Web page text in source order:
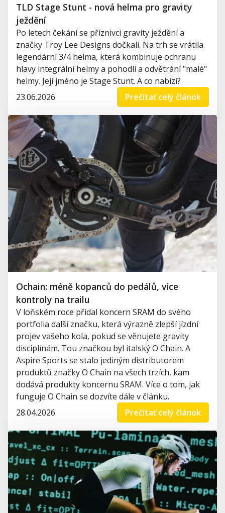
TLD Stage Stunt - nová helma pro gravity
ježdění
Po letech čekání se příznivci gravity ježdění a
značky Troy Lee Designs dočkali. Na trh se vrátila
legendární 3/4 helma, která kombinuje ochranu
hlavy integrální helmy a pohodlí a odvětrání "malé"
helmy. Její jméno je Stage Stunt. A co nabízí?
23.06.2026
Prečítať celý článok
Ochain: méně kopanců do pedálů, více
kontroly na trailu
V loňském roce přidal koncern SRAM do svého
portfolia další značku, která výrazně zlepší jízdní
projev vašeho kola, pokud se věnujete gravity
disciplínám. Tou značkou byl italský O Chain. A
Aspire Sports se stalo jediným distributorem
produktů značky O Chain na všech trzích, kam
dodává produkty koncernu SRAM. Více o tom, jak
funguje O Chain se dozvíte dále v článku.
28.04.2026
Prečítať celý článok